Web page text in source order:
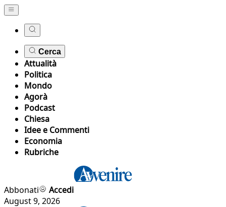
Cerca
Attualità
Politica
Mondo
Agorà
Podcast
Chiesa
Idee e Commenti
Economia
Rubriche
Abbonati
Accedi
August 9, 2026